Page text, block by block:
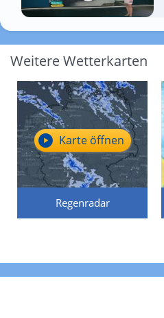
Weitere Wetterkarten
Regenradar
Karte öffnen